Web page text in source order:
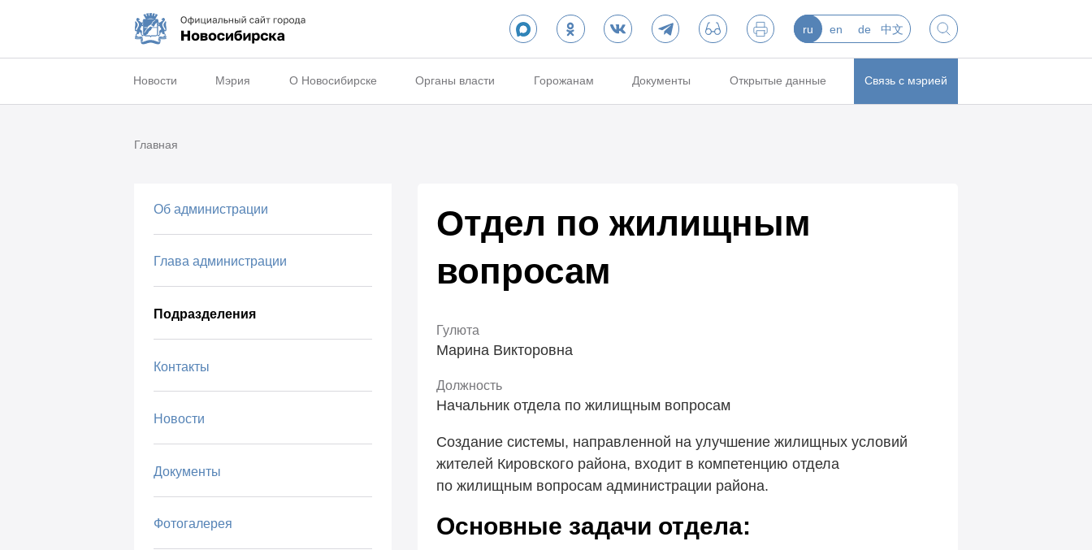
ru en de 中文
Новости Мэрия О Новосибирске Органы власти Горожанам Документы Открытые данные Связь с мэрией
Главная
Об администрации
Глава администрации
Подразделения
Контакты
Новости
Документы
Фотогалерея
Отдел по жилищным
вопросам
Гулюта
Марина Викторовна
Должность
Начальник отдела по жилищным вопросам
Создание системы, направленной на улучшение жилищных условий
жителей Кировского района, входит в компетенцию отдела
по жилищным вопросам администрации района.
Основные задачи отдела: